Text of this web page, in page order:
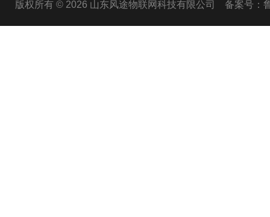
版权所有 © 2026 山东风途物联网科技有限公司 备案号：